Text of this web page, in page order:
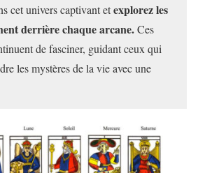
cet univers captivant etexplorez les
derrière chaque arcane.Ces
de fasciner, guidant ceux qui
les mystères de la vie avec une